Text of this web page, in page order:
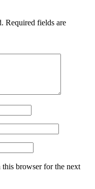
Required fields are
this browser for the next